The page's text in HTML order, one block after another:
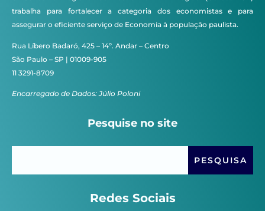
trabalha para fortalecer a categoria dos economistas e para
assegurar o eficiente serviço de Economia à população paulista.
Rua Líbero Badaró, 425 – 14º. Andar – Centro
São Paulo – SP | 01009-905
11 3291-8709
Encarregado de Dados: Júlio Poloni
Pesquise no site
Redes Sociais